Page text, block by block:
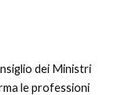
dei Ministri
le professioni